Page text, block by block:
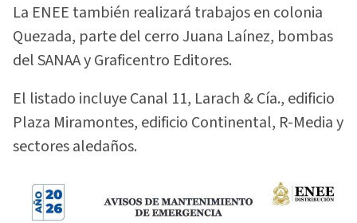
La ENEE también realizará trabajos en colonia
Quezada, parte del cerro Juana Laínez, bombas
del SANAA y Graficentro Editores.
El listado incluye Canal 11, Larach & Cía., edificio
Plaza Miramontes, edificio Continental, R-Media y
sectores aledaños.